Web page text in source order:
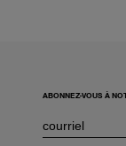
ABONNEZ-VOUS À